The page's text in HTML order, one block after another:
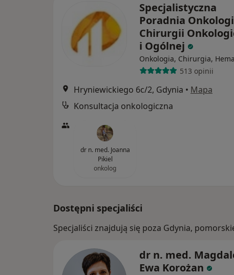
Specjalistyczna
Poradnia
Chirurgii
i Ogólnej
Onkologia, Chirurgia,
513 opinii
Hryniewickiego 6c/2, Gdynia • Mapa
Konsultacja onkologiczna
dr n. med. Joanna
Pikiel
onkolog
Dostępni specjaliści
Specjaliści znajdują się poza Gdynia,
dr n. med.
Ewa Korożan